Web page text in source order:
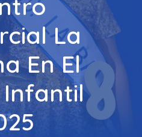
La
En El